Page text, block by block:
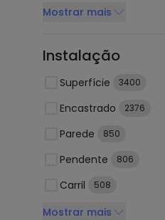
Mostrar mais
Instalação
Superfície 3400
Encastrado 2376
Parede 850
Pendente 806
Carril 508
Mostrar mais